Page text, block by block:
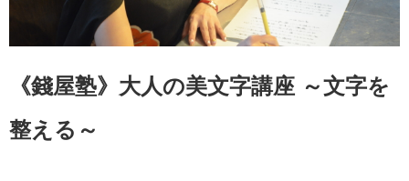
《錢屋塾》大人の美文字講座 ～文字を
整える～